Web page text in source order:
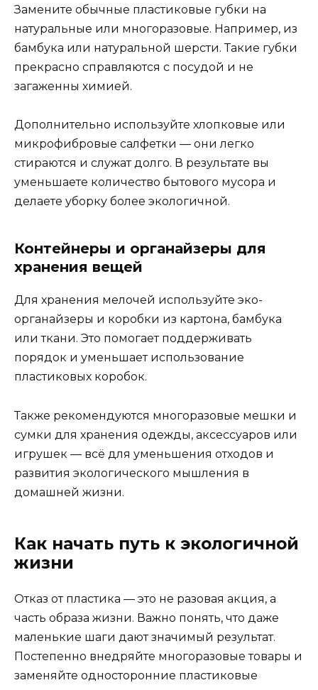
Замените обычные пластиковые губки на
натуральные или многоразовые. Например, из
бамбука или натуральной шерсти. Такие губки
прекрасно справляются с посудой и не
загаженны химией.
Дополнительно используйте хлопковые или
микрофибровые салфетки — они легко
стираются и служат долго. В результате вы
уменьшаете количество бытового мусора и
делаете уборку более экологичной.
Контейнеры и органайзеры для
хранения вещей
Для хранения мелочей используйте эко-
органайзеры и коробки из картона, бамбука
или ткани. Это помогает поддерживать
порядок и уменьшает использование
пластиковых коробок.
Также рекомендуются многоразовые мешки и
сумки для хранения одежды, аксессуаров или
игрушек — всё для уменьшения отходов и
развития экологического мышления в
домашней жизни.
Как начать путь к экологичной
жизни
Отказ от пластика — это не разовая акция, а
часть образа жизни. Важно понять, что даже
маленькие шаги дают значимый результат.
Постепенно внедряйте многоразовые товары и
заменяйте односторонние пластиковые